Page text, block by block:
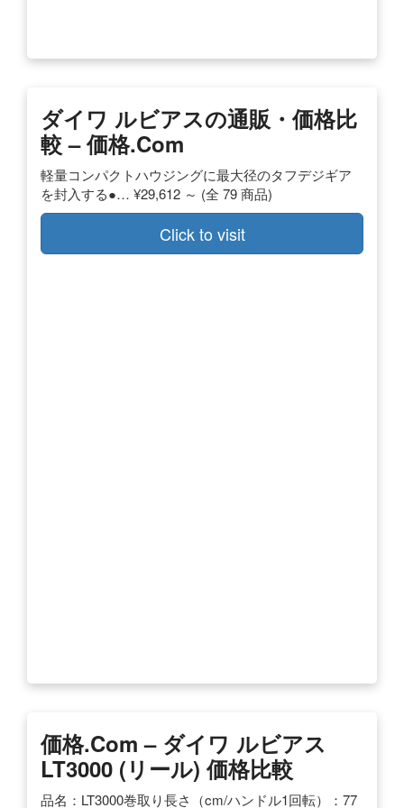
ダイワ ルビアスの通販・価格比
較 – 価格.com
軽量コンパクトハウジングに最大径のタフデジギア
を封入する●… ¥29,612 ～ (全 79 商品)
Click to visit
価格.com – ダイワ ルビアス
LT3000 (リール) 価格比較
品名：LT3000巻取り長さ（cm/ハンドル1回転）：77